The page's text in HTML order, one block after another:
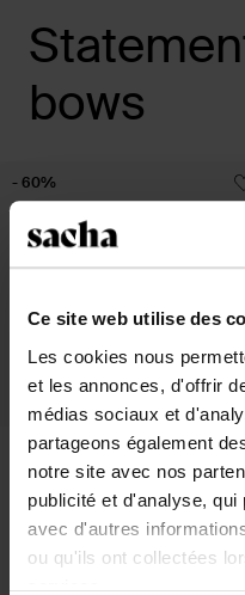
Ce site web utilise des
Les cookies nous
et les annonces, d'offrir
médias sociaux et
partageons également
notre site avec nos
publicité et d'analyse,
avec d'autres
ou qu'ils ont collectées
services.
bows
Bottines basses denim à talon -
105.00
42.00
- 60%